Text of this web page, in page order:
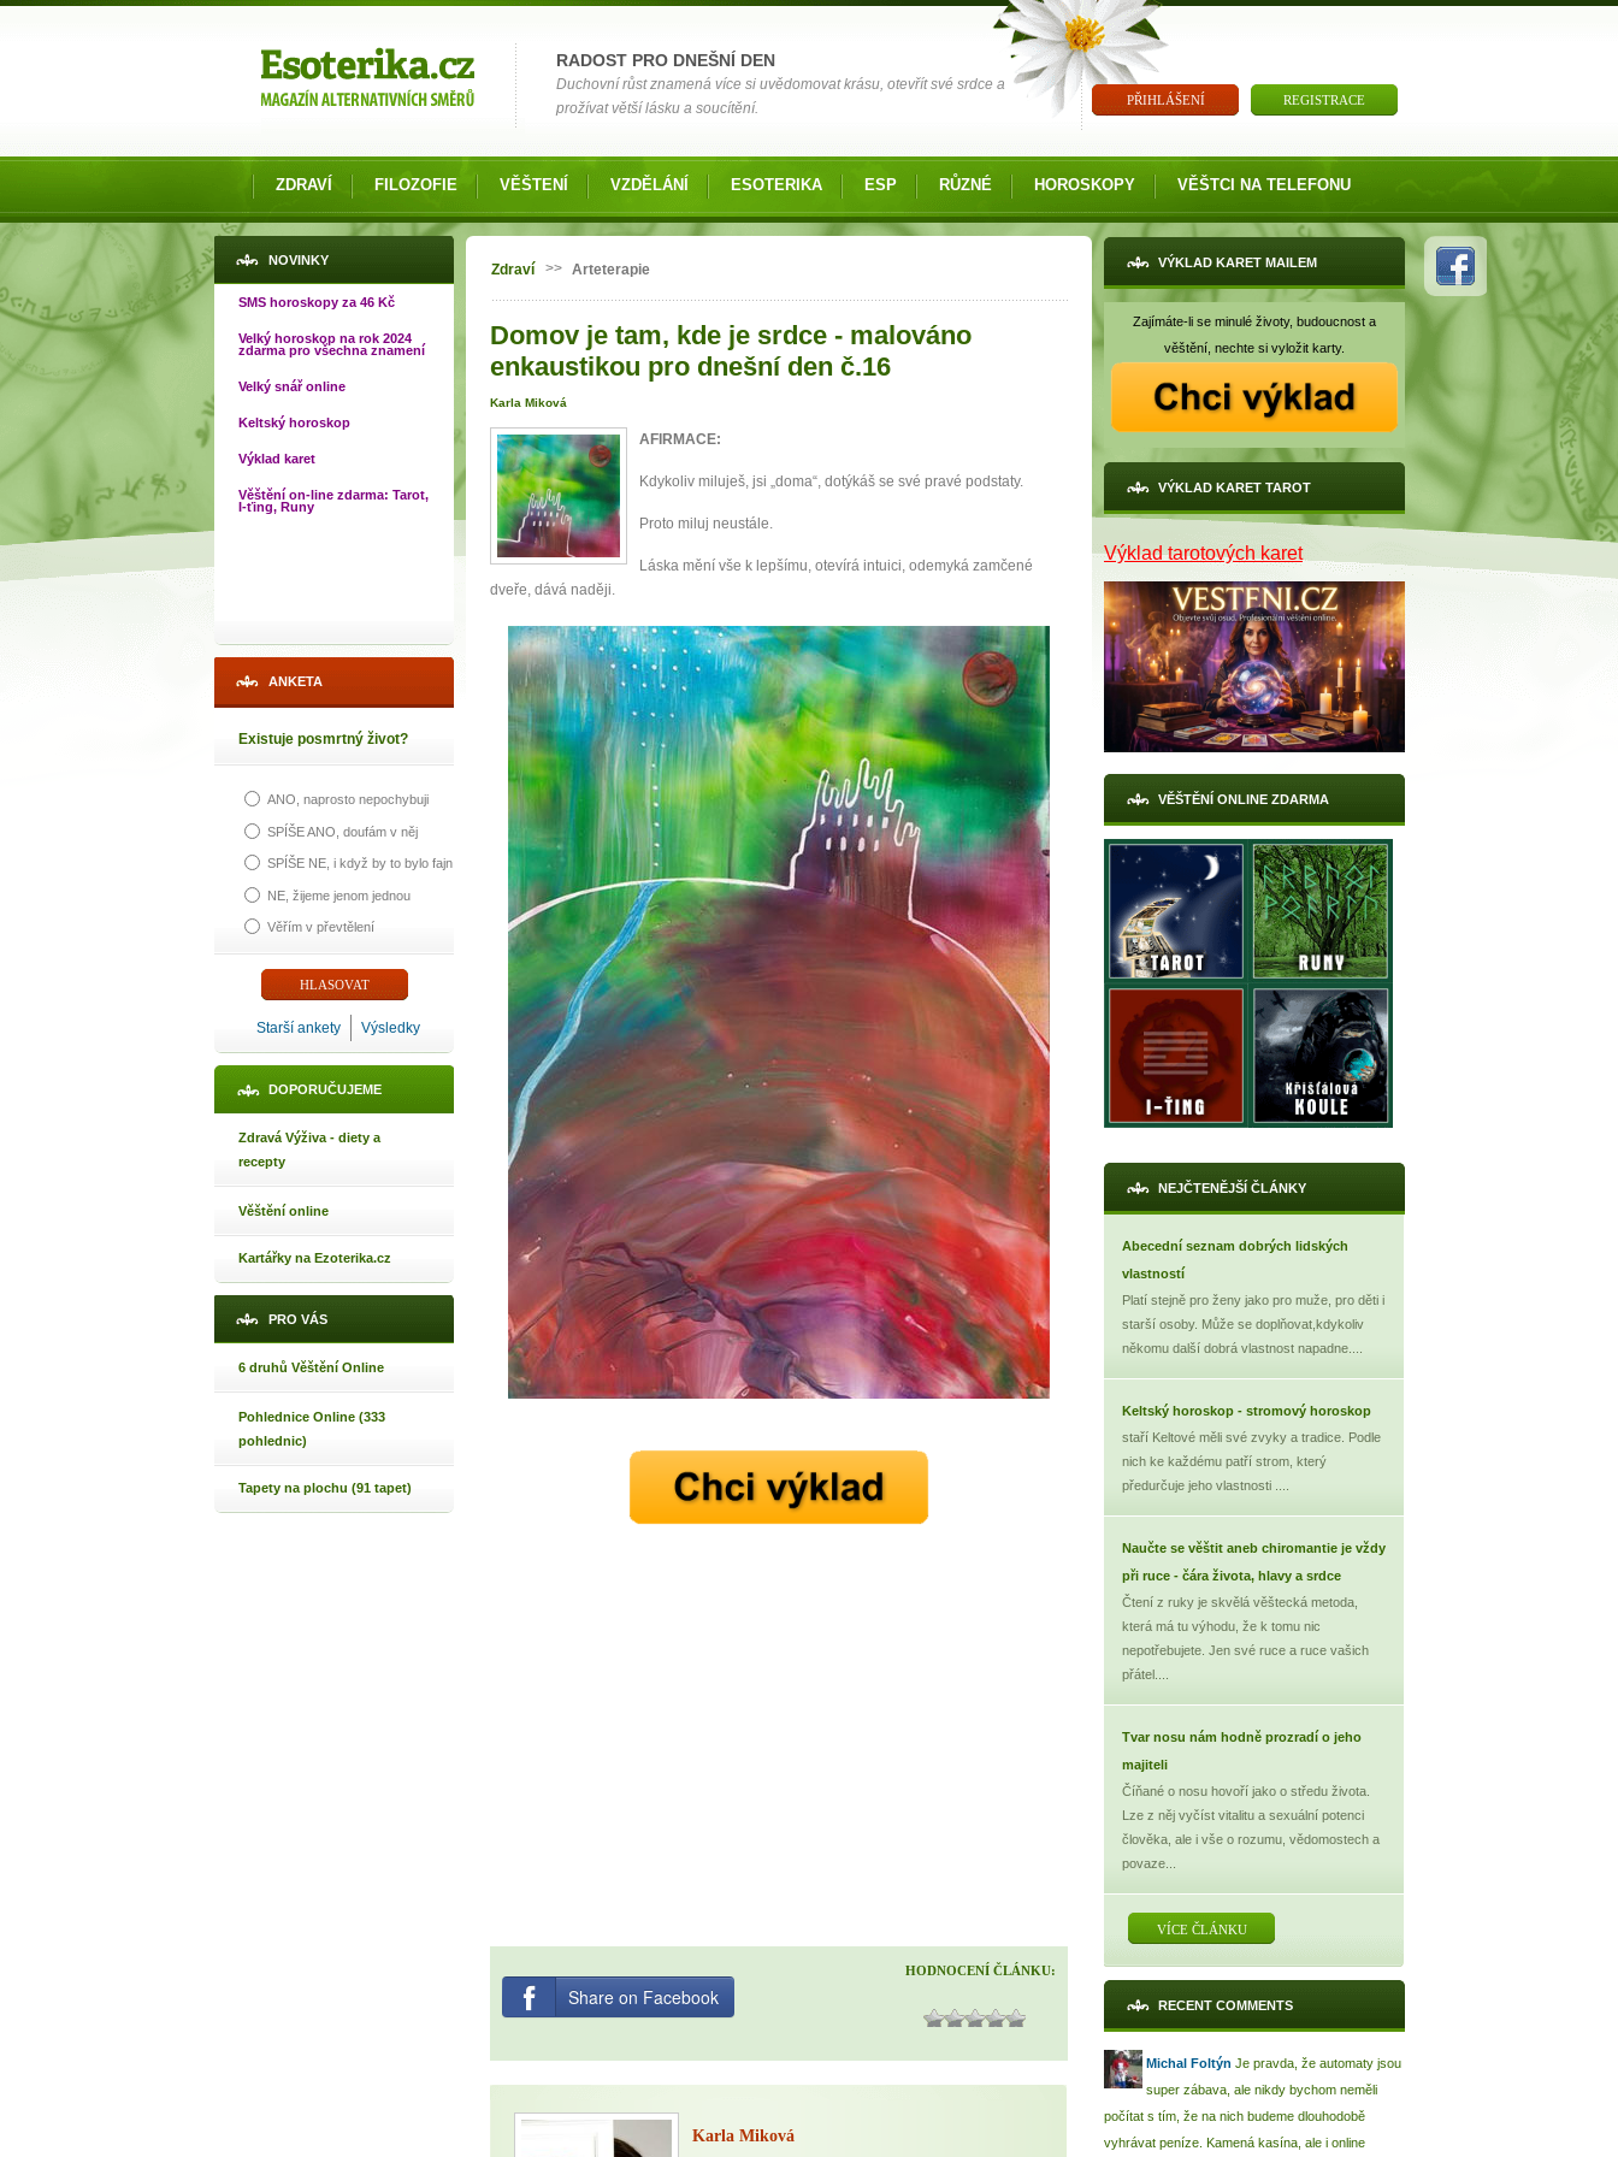
10 tipů pro zdravý a
plnohodnotný život
... všechny tipy zdarma.
Máte pocit, že jste unaveni hned jak ráno vstanete?
Nemusí to tak být - ZJISTĚTE ZDARMA!
Jak mít více energie každý den
Jak vnést do života rovnováhu
Jak být šťastnější
Nenávidíme spam stejně jako vy
X
RADOST PRO DNEŠNÍ DEN
Duchovní růst znamená více si uvědomovat krásu, otevřít své srdce a
prožívat větší lásku a soucítění.
PŘIHLÁŠENÍ REGISTRACE
ZDRAVÍ FILOZOFIE VĚŠTENÍ VZDĚLÁNÍ ESOTERIKA ESP RŮZNÉ HOROSKOPY VĚŠTCI NA TELEFONU
NOVINKY
SMS horoskopy za 46 Kč
Velký horoskop na rok 2024
zdarma pro všechna znamení
Velký snář online
Keltský horoskop
Výklad karet
Věštění on-line zdarma: Tarot,
I-ťing, Runy
ANKETA
Existuje posmrtný život?
ANO, naprosto nepochybuji
SPÍŠE ANO, doufám v něj
SPÍŠE NE, i když by to bylo fajn
NE, žijeme jenom jednou
Věřím v převtělení
Starší ankety Výsledky
DOPORUČUJEME
Zdravá Výživa - diety a
recepty
Věštění online
Kartářky na Ezoterika.cz
PRO VÁS
6 druhů Věštění Online
Pohlednice Online (333
pohlednic)
Tapety na plochu (91 tapet)
Jste zde
Zdraví >> Arteterapie
Domov je tam, kde je srdce - malováno
enkaustikou pro dnešní den č.16
Karla Miková
AFIRMACE:
Kdykoliv miluješ, jsi „doma“, dotýkáš se své pravé podstaty.
Proto miluj neustále.
Láska mění vše k lepšímu, otevírá intuici, odemyká zamčené
dveře, dává naději.
HODNOCENÍ ČLÁNKU:
Share on Facebook
Karla Miková
VÝKLAD KARET MAILEM
Zajímáte-li se minulé životy, budoucnost a
věštění, nechte si vyložit karty.
VÝKLAD KARET TAROT
Výklad tarotových karet
VĚŠTĚNÍ ONLINE ZDARMA
NEJČTENĚJŠÍ ČLÁNKY
Abecední seznam dobrých lidských
vlastností
Platí stejně pro ženy jako pro muže, pro děti i
starší osoby. Může se doplňovat,kdykoliv
někomu další dobrá vlastnost napadne....
Keltský horoskop - stromový horoskop
staří Keltové měli své zvyky a tradice. Podle
nich ke každému patří strom, který
předurčuje jeho vlastnosti ....
Naučte se věštit aneb chiromantie je vždy
při ruce - čára života, hlavy a srdce
Čtení z ruky je skvělá věštecká metoda,
která má tu výhodu, že k tomu nic
nepotřebujete. Jen své ruce a ruce vašich
přátel....
Tvar nosu nám hodně prozradí o jeho
majiteli
Číňané o nosu hovoří jako o středu života.
Lze z něj vyčíst vitalitu a sexuální potenci
člověka, ale i vše o rozumu, vědomostech a
povaze...
VÍCE ČLÁNKU
RECENT COMMENTS
Michal Foltýn Je pravda, že automaty jsou
super zábava, ale nikdy bychom neměli
počítat s tím, že na nich budeme dlouhodobě
vyhrávat peníze. Kamená kasína, ale i online